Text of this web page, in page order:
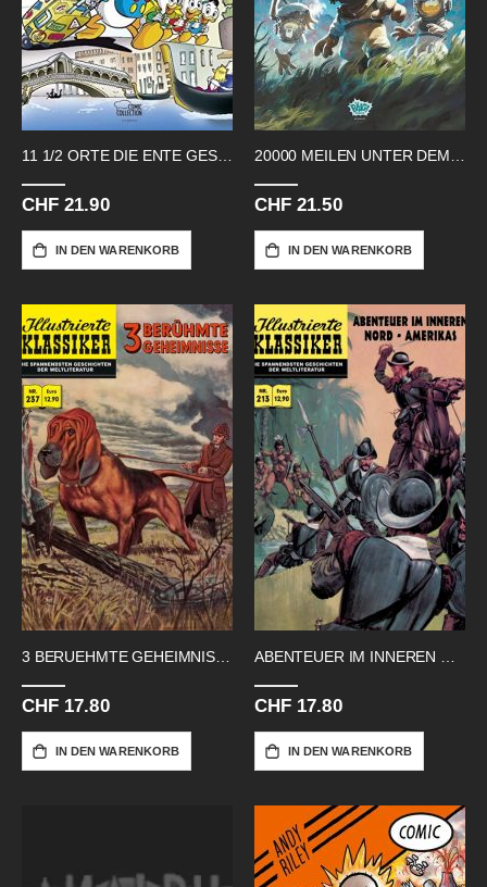
11 1/2 ORTE DIE ENTE GESEHEN HABEN HC
CHF 21.90
IN DEN WARENKORB
20000 MEILEN UNTER DEM MEER DISNEY
CHF 21.50
IN DEN WARENKORB
3 BERUEHMTE GEHEIMNISSE
CHF 17.80
IN DEN WARENKORB
ABENTEUER IM INNEREN NORDAMERIKAS 213
CHF 17.80
IN DEN WARENKORB